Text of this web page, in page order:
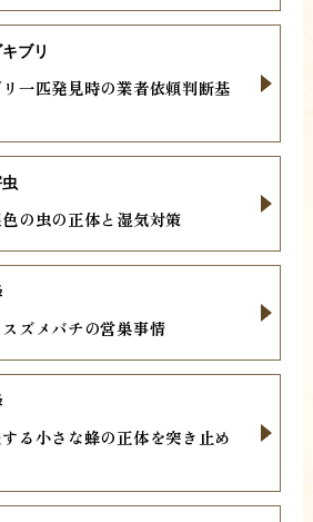
一匹発見時の業者依頼判断基
ブリ
の虫の正体と湿気対策
ズメバチの営巣事情
る小さな蜂の正体を突き止め